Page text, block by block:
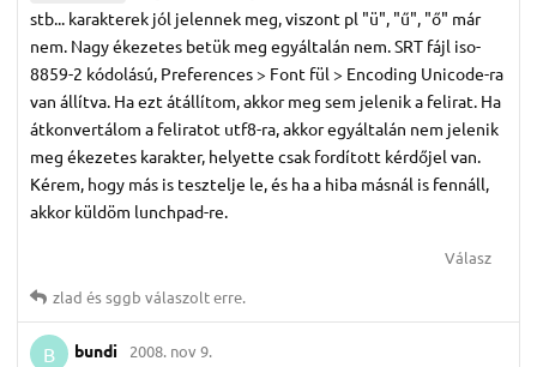
stb... karakterek jól jelennek meg, viszont pl "ü", "ű", "ő" már
nem. Nagy ékezetes betük meg egyáltalán nem. SRT fájl iso-
8859-2 kódolású, Preferences > Font fül > Encoding Unicode-ra
van állítva. Ha ezt átállítom, akkor meg sem jelenik a felirat. Ha
átkonvertálom a feliratot utf8-ra, akkor egyáltalán nem jelenik
meg ékezetes karakter, helyette csak fordított kérdőjel van.
Kérem, hogy más is tesztelje le, és ha a hiba másnál is fennáll,
akkor küldöm lunchpad-re.
Válasz
zlad éssggb válaszolt erre.
B bundi 2008. nov 9.